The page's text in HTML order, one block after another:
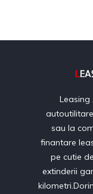
sau la
finantare
pe cutie
extinderii